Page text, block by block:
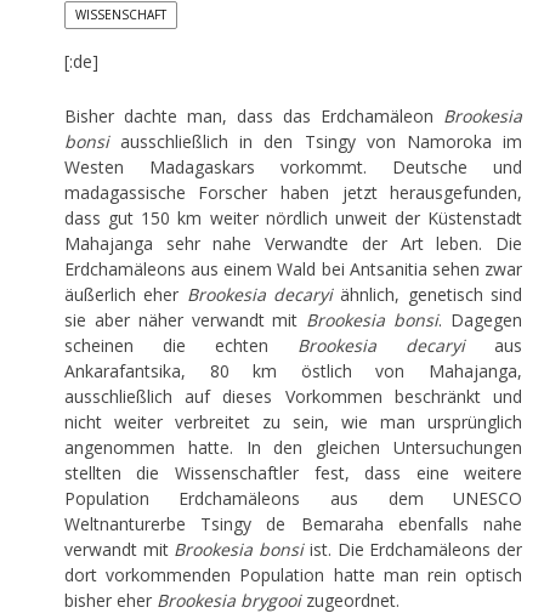
WISSENSCHAFT
[:de]
Bisher dachte man, dass das Erdchamäleon Brookesia
bonsiausschließlich in den Tsingy von Namoroka im
Westen Madagaskars vorkommt. Deutsche und
madagassische Forscher haben jetzt herausgefunden,
dass gut 150 km weiter nördlich unweit der Küstenstadt
Mahajanga sehr nahe Verwandte der Art leben. Die
Erdchamäleons aus einem Wald bei Antsanitia sehen zwar
äußerlich eher Brookesia decaryiähnlich, genetisch sind
sie aber näher verwandt mit Brookesia bonsi. Dagegen
scheinen die echten Brookesia decaryiaus
Ankarafantsika, 80 km östlich von Mahajanga,
ausschließlich auf dieses Vorkommen beschränkt und
nicht weiter verbreitet zu sein, wie man ursprünglich
angenommen hatte. In den gleichen Untersuchungen
stellten die Wissenschaftler fest, dass eine weitere
Population Erdchamäleons aus dem UNESCO
Weltnanturerbe Tsingy de Bemaraha ebenfalls nahe
verwandt mit Brookesia bonsiist. Die Erdchamäleons der
dort vorkommenden Population hatte man rein optisch
bisher eher Brookesia brygooizugeordnet.